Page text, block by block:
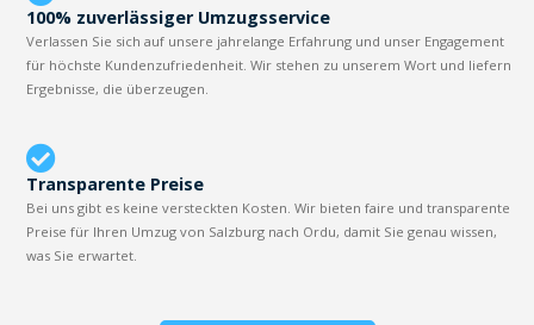
100% zuverlässiger Umzugsservice
Verlassen Sie sich auf unsere jahrelange Erfahrung und unser Engagement
für höchste Kundenzufriedenheit. Wir stehen zu unserem Wort und liefern
Ergebnisse, die überzeugen.
Transparente Preise
Bei uns gibt es keine versteckten Kosten. Wir bieten faire und transparente
Preise für Ihren Umzug von Salzburg nach Ordu, damit Sie genau wissen,
was Sie erwartet.